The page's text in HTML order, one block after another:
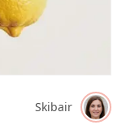
Skibair